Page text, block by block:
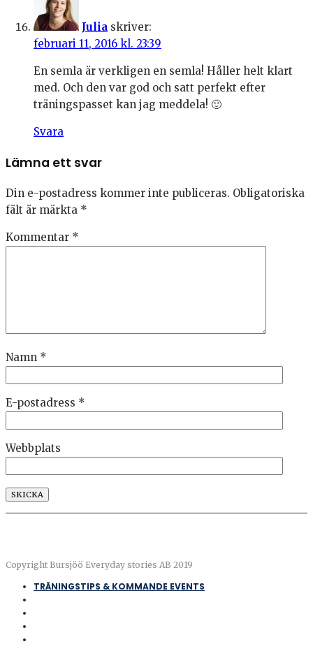
Julia skriver:
februari 11, 2016 kl. 23:39
En semla är verkligen en semla! Håller helt klart
med. Och den var god och satt perfekt efter
träningspasset kan jag meddela! 🙂
Svara
Lämna ett svar
Din e-postadress kommer inte publiceras. Obligatoriska
fält är märkta *
Kommentar *
Namn *
E-postadress *
Webbplats
Copyright Bursjöö Everyday stories AB 2019
TRÄNINGSTIPS & KOMMANDE EVENTS